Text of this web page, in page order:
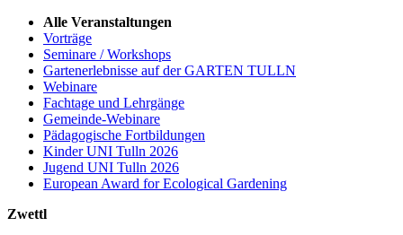
Alle Veranstaltungen
Vorträge
Seminare / Workshops
Gartenerlebnisse auf der GARTEN TULLN
Webinare
Fachtage und Lehrgänge
Gemeinde-Webinare
Pädagogische Fortbildungen
Kinder UNI Tulln 2026
Jugend UNI Tulln 2026
European Award for Ecological Gardening
Zwettl